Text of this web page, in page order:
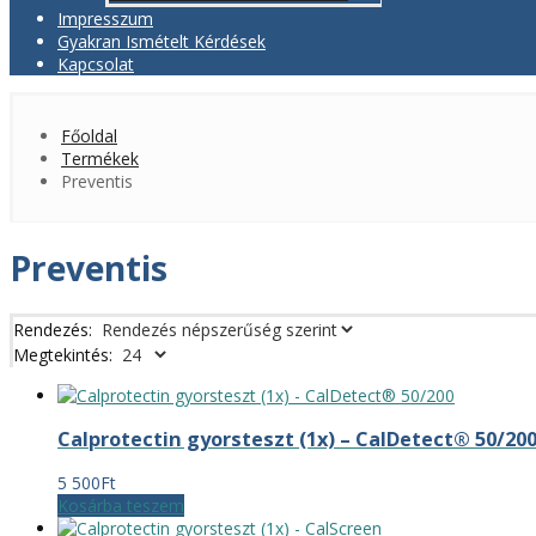
Impresszum
Gyakran Ismételt Kérdések
Kapcsolat
Főoldal
Termékek
Preventis
Preventis
Rendezés:
Megtekintés:
Calprotectin gyorsteszt (1x) – CalDetect® 50/200
5 500Ft
Kosárba teszem